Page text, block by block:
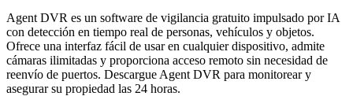
Agent DVR es un software de vigilancia gratuito impulsado por IA
con detección en tiempo real de personas, vehículos y objetos.
Ofrece una interfaz fácil de usar en cualquier dispositivo, admite
cámaras ilimitadas y proporciona acceso remoto sin necesidad de
reenvío de puertos. Descargue Agent DVR para monitorear y
asegurar su propiedad las 24 horas.